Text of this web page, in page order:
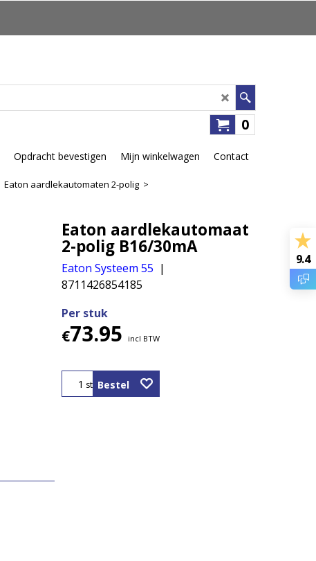
0
Opdracht bevestigen Mijn winkelwagen Contact
Eaton aardlekautomaten 2-polig >
Eaton aardlekautomaat
2-polig B16/30mA
Eaton Systeem 55
8711426854185
Per stuk
€73.95 incl BTW
st Bestel
9.4